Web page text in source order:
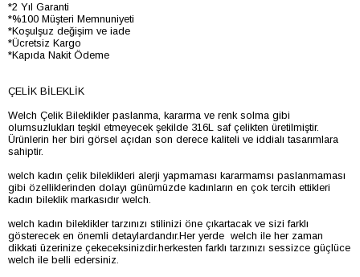
*2 Yıl Garanti
*%100 Müşteri Memnuniyeti
*Koşulşuz değişim ve iade
*Ücretsiz Kargo
*Kapıda Nakit Ödeme
ÇELİK BİLEKLİK
Welch Çelik Bileklikler paslanma, kararma ve renk solma gibi
olumsuzlukları teşkil etmeyecek şekilde 316L saf çelikten üretilmiştir.
Ürünlerin her biri görsel açıdan son derece kaliteli ve iddialı tasarımlara
sahiptir.
welch kadın çelik bileklikleri alerji yapmaması kararmamsı paslanmaması
gibi özelliklerinden dolayı günümüzde kadınların en çok tercih ettikleri
kadın bileklik markasıdır welch.
welch kadın bileklikler tarzınızı stilinizi öne çıkartacak ve sizi farklı
gösterecek en önemli detaylardandır.Her yerde welch ile her zaman
dikkati üzerinize çekeceksinizdir.herkesten farklı tarzınızı sessizce güçlüce
welch ile belli edersiniz.